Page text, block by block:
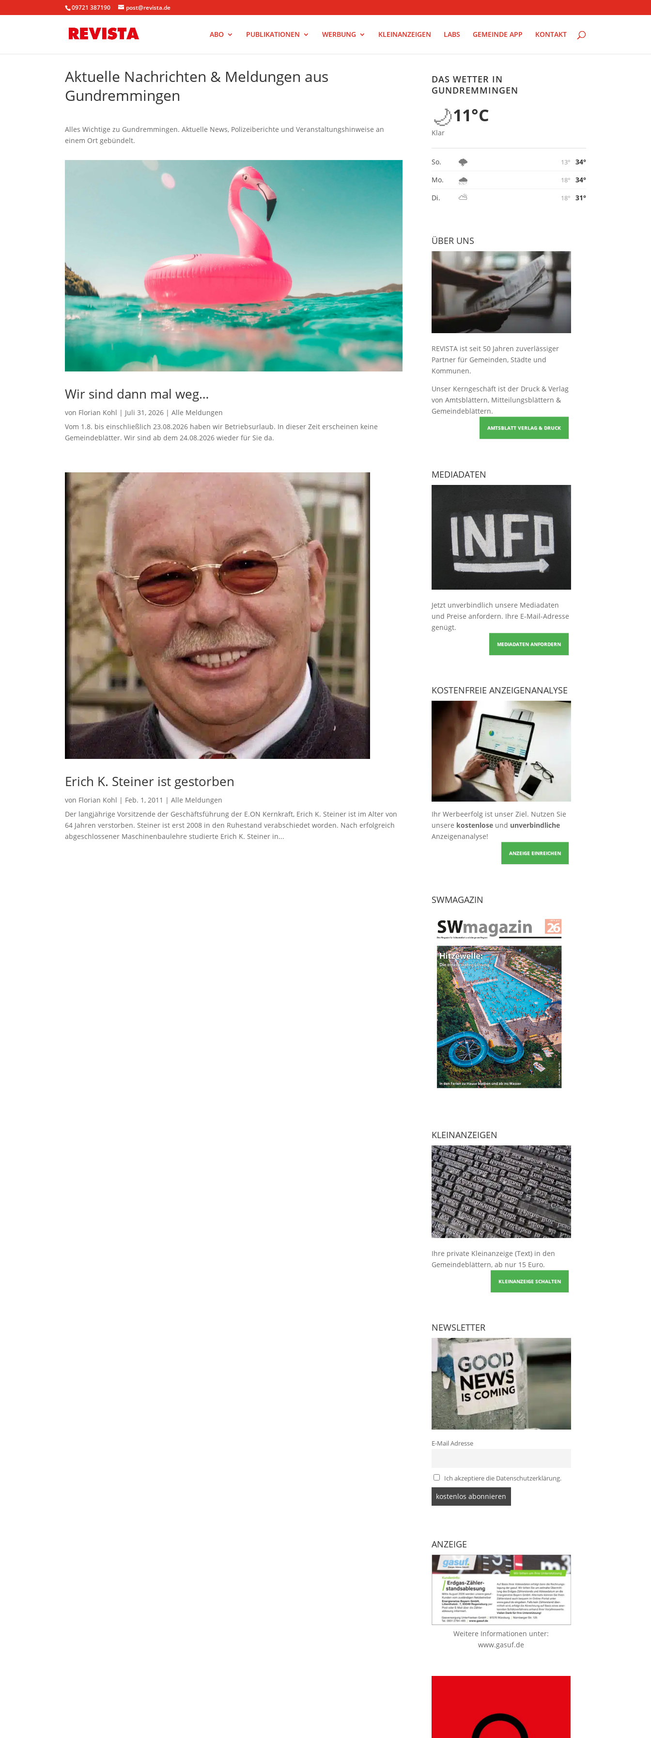
09721 387190 post@revista.de
ABO PUBLIKATIONEN WERBUNG KLEINANZEIGEN LABS GEMEINDE APP KONTAKT
Aktuelle Nachrichten & Meldungen aus
Gundremmingen
Alles Wichtige zu Gundremmingen. Aktuelle News, Polizeiberichte und Veranstaltungshinweise an
einem Ort gebündelt.
Wir sind dann mal weg…
von Florian Kohl | Juli 31, 2026 |Alle Meldungen
Vom 1.8. bis einschließlich 23.08.2026 haben wir Betriebsurlaub. In dieser Zeit erscheinen keine
Gemeindeblätter. Wir sind ab dem 24.08.2026 wieder für Sie da.
Erich K. Steiner ist gestorben
von Florian Kohl | Feb. 1, 2011 |Alle Meldungen
Der langjährige Vorsitzende der Geschäftsführung der E.ON Kernkraft, Erich K. Steiner ist im Alter von
64 Jahren verstorben. Steiner ist erst 2008 in den Ruhestand verabschiedet worden. Nach erfolgreich
abgeschlossener Maschinenbaulehre studierte Erich K. Steiner in...
DAS WETTER IN
GUNDREMMINGEN
🌙11°C
Klar
So. 🌩️ 13°
34°
Mo.
🌧️ 18°
34°
Di.
⛅ 18° 31°
ÜBER UNS
REVISTA ist seit 50 Jahren zuverlässiger
Partner für Gemeinden, Städte und
Kommunen.
Unser Kerngeschäft ist der Druck & Verlag
von Amtsblättern, Mitteilungsblättern &
Gemeindeblättern.
AMTSBLATT VERLAG & DRUCK
MEDIADATEN
Jetzt unverbindlich unsere Mediadaten
und Preise anfordern. Ihre E-Mail-Adresse
genügt.
MEDIADATEN ANFORDERN
KOSTENFREIE ANZEIGENANALYSE
Ihr Werbeerfolg ist unser Ziel. Nutzen Sie
unsere kostenloseund unverbindliche
Anzeigenanalyse!
ANZEIGE EINREICHEN
SWMAGAZIN
KLEINANZEIGEN
Ihre private Kleinanzeige (Text) in den
Gemeindeblättern, ab nur 15 Euro.
KLEINANZEIGE SCHALTEN
NEWSLETTER
E-Mail Adresse
Ich akzeptiere die Datenschutzerklärung.
ANZEIGE
Weitere Informationen unter:
www.gasuf.de